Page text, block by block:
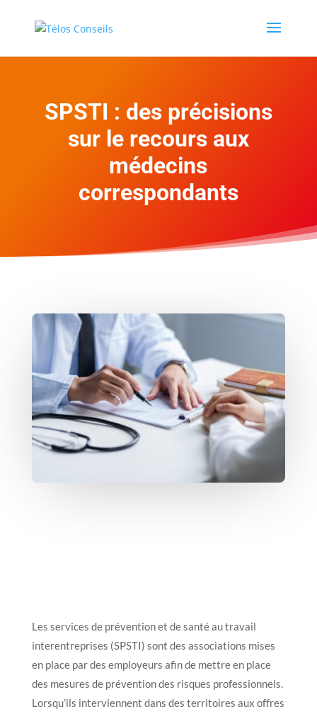
SPSTI : des précisions
sur le recours aux
médecins
correspondants
Les services de prévention et de santé au travail
interentreprises (SPSTI) sont des associations mises
en place par des employeurs afin de mettre en place
des mesures de prévention des risques professionnels.
Lorsqu’ils interviennent dans des territoires aux offres